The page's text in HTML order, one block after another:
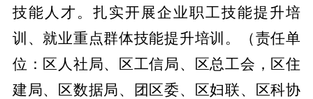
技能人才。扎实开展企业职工技能提升培
训、就业重点群体技能提升培训。
（责任单
位：区人社局、区工信局、区总工会，区住
建局、区数据局、团区委、区妇联、区科协